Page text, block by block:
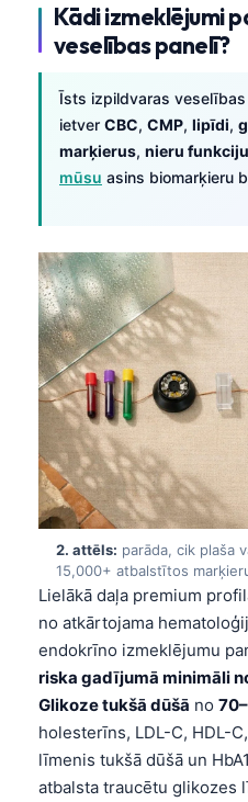
Kādi izmeklējumi
veselības panelī?
Īsts izpildvaras
ietver CBC, CMP, lipīdi,
marķierus, nieru funkciju
mūsu asins biomarķieru
2. attēls: parāda, cik plaša
15,000+ atbalstītos
Lielākā daļa premium
no atkārtojama
endokrīno izmeklējumu
riska gadījumā minimāli
Glikoze tukšā dūšā no
holesterīns, LDL-C, HDL-
līmenis tukšā dūšā un
atbalsta traucētu glikozes